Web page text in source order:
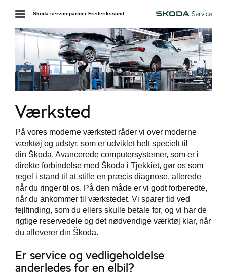
Toggle
navigation
Škoda
Škoda servicepartner Frederikssund
Værksted
På vores moderne værksted råder vi over moderne
værktøj og udstyr, som er udviklet helt specielt til
din Škoda. Avancerede computersystemer, som er i
direkte forbindelse med Škoda i Tjekkiet, gør os som
regel i stand til at stille en præcis diagnose, allerede
når du ringer til os. På den måde er vi godt forberedte,
når du ankommer til værkstedet. Vi sparer tid ved
fejlfinding, som du ellers skulle betale for, og vi har de
rigtige reservedele og det nødvendige værktøj klar, når
du afleverer din Škoda.
Er service og vedligeholdelse
anderledes for en elbil?